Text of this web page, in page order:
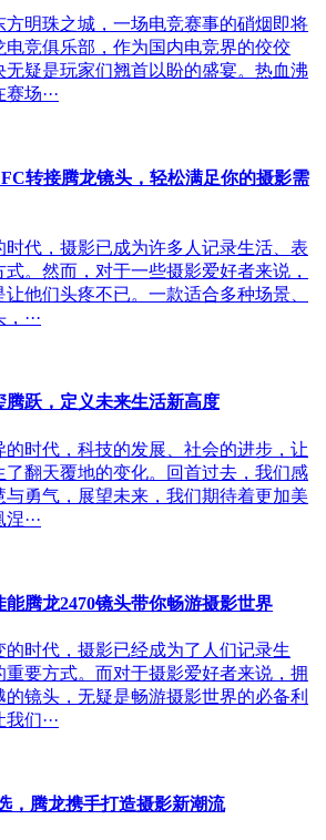
方明珠之城，一场电竞赛事的硝烟即将
电竞俱乐部，作为国内电竞界的佼佼
无疑是玩家们翘首以盼的盛宴。热血沸
场···
转接腾龙镜头，轻松满足你的摄影需
时代，摄影已成为许多人记录生活、表
。然而，对于一些摄影爱好者来说，
他们头疼不已。一款适合多种场景、
···
腾跃，定义未来生活新高度
的时代，科技的发展、社会的进步，让
了翻天覆地的变化。回首过去，我们感
与勇气，展望未来，我们期待着更加美
···
腾龙2470镜头带你畅游摄影世界
的时代，摄影已经成为了人们记录生
重要方式。而对于摄影爱好者来说，拥
镜头，无疑是畅游摄影世界的必备利
们···
，腾龙携手打造摄影新潮流